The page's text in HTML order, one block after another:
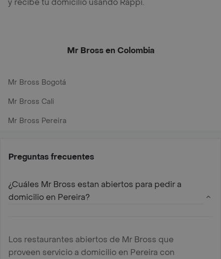
y recibe tu domicilio usando Rappi.
Mr Bross en Colombia
Mr Bross Bogotá
Mr Bross Cali
Mr Bross Pereira
Preguntas frecuentes
¿Cuáles Mr Bross estan abiertos para pedir a
domicilio en Pereira?
Los restaurantes abiertos de Mr Bross que
proveen servicio a domicilio en Pereira con